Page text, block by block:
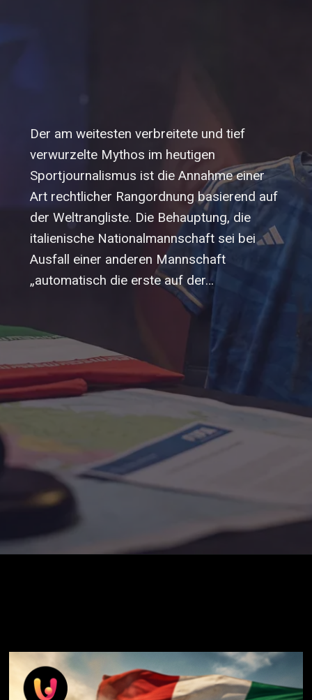
Der am weitesten verbreitete und tief
verwurzelte Mythos im heutigen
Sportjournalismus ist die Annahme einer
Art rechtlicher Rangordnung basierend auf
der Weltrangliste. Die Behauptung, die
italienische Nationalmannschaft sei bei
Ausfall einer anderen Mannschaft
„automatisch die erste auf der…